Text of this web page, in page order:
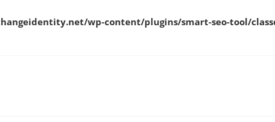
wp-content/plugins/smart-seo-tool/